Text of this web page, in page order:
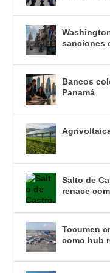
sanciones
Bancos
Panamá
Salto de
renace
Tocumen
como hub